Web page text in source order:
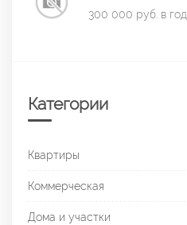
300 000 руб. в год
Категории
Квартиры
Коммерческая
Дома и участки